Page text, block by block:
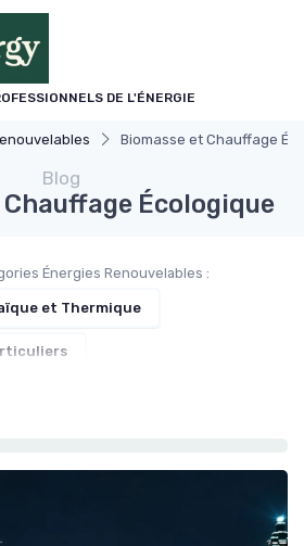
DE L'ÉNERGIE
Biomasse et Chauffage
Blog
Écologique
Énergies Renouvelables :
et Thermique
Financières
cookies